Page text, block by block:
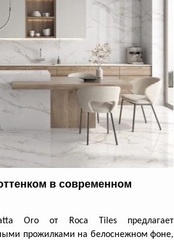
в современном
Oro от Roca Tiles предлагает
прожилками на белоснежном фоне,